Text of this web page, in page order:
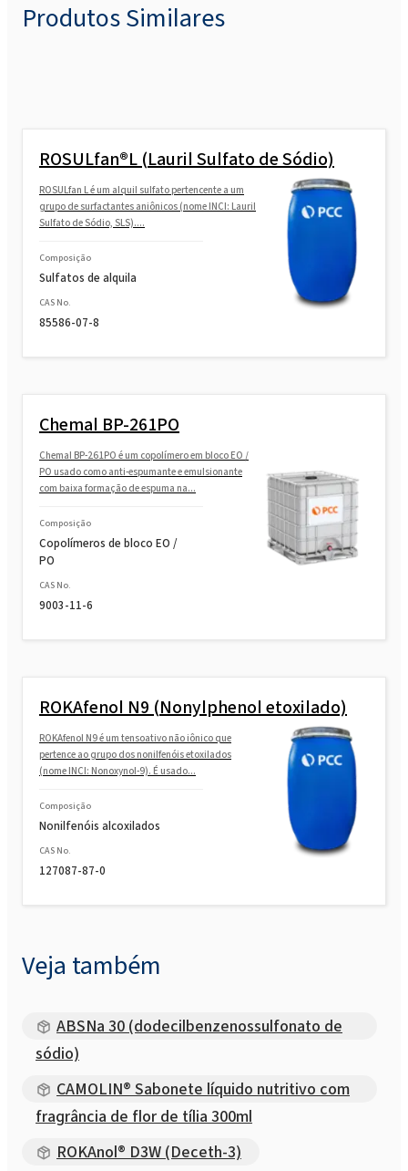
Produtos Similares
ROSULfan®L (Lauril Sulfato de Sódio)
ROSULfan L é um alquil sulfato pertencente a um
grupo de surfactantes aniônicos (nome INCI: Lauril
Sulfato de Sódio, SLS)....
Composição
Sulfatos de alquila
CAS No.
85586-07-8
Chemal BP-261PO
Chemal BP-261PO é um copolímero em bloco EO /
PO usado como anti-espumante e emulsionante
com baixa formação de espuma na...
Composição
Copolímeros de bloco EO /
PO
CAS No.
9003-11-6
ROKAfenol N9 (Nonylphenol etoxilado)
ROKAfenol N9 é um tensoativo não iônico que
pertence ao grupo dos nonilfenóis etoxilados
(nome INCI: Nonoxynol-9). É usado...
Composição
Nonilfenóis alcoxilados
CAS No.
127087-87-0
Veja também
ABSNa 30 (dodecilbenzenossulfonato de
sódio)
CAMOLIN® Sabonete líquido nutritivo com
fragrância de flor de tília 300ml
ROKAnol® D3W (Deceth-3)